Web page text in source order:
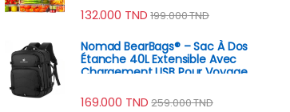
132.000 TND 199.000TND
Nomad BearBags® – Sac À Dos
Étanche 40L Extensible Avec
Chargement USB Pour Voyage
169.000 TND 259.000TND